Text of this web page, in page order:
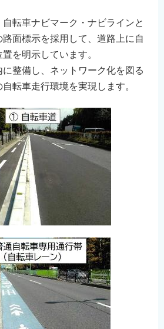
転車ナビマーク・ナビラインと
面標示を採用して、道路上に自
を明示しています。
整備し、ネットワーク化を図る
転車走行環境を実現します。